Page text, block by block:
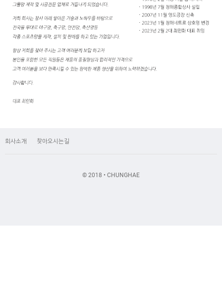
회사소개 찾아오시는길
© 2018 • CHUNGHAE